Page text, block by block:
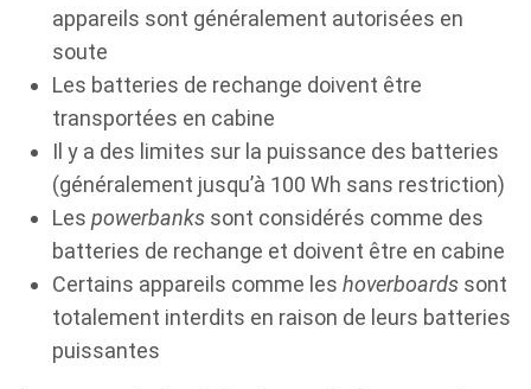
appareils sont généralement autorisées en
soute
Les batteries de rechange doivent être
transportées en cabine
Il y a des limites sur la puissance des batteries
(généralement jusqu’à 100 Wh sans restriction)
Les powerbanks sont considérés comme des
batteries de rechange et doivent être en cabine
Certains appareils comme les hoverboards sont
totalement interdits en raison de leurs batteries
puissantes